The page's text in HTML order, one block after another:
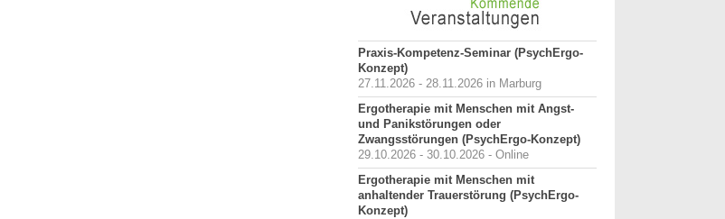
Praxis-Kompetenz-Seminar (PsychErgo-
Konzept)
27.11.2026 - 28.11.2026 in Marburg
Ergotherapie mit Menschen mit Angst-
und Panikstörungen oder
Zwangsstörungen (PsychErgo-Konzept)
29.10.2026 - 30.10.2026 - Online
Ergotherapie mit Menschen mit
anhaltender Trauerstörung (PsychErgo-
Konzept)